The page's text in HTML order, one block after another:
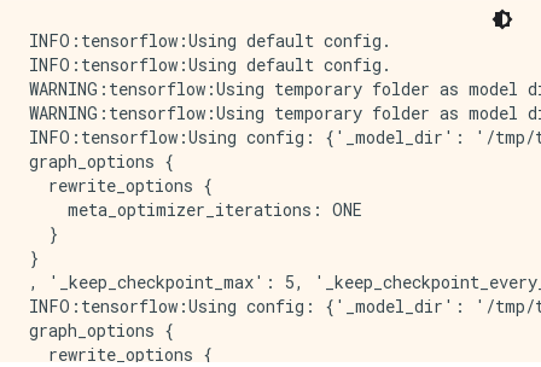
INFO:tensorflow:Using default config.
INFO:tensorflow:Using default config.
WARNING:tensorflow:Using temporary folder as
WARNING:tensorflow:Using temporary folder as
INFO:tensorflow:Using config: {'_model_dir': '/tmp/
graph_options {
  rewrite_options {
    meta_optimizer_iterations: ONE
  }
}
, '_keep_checkpoint_max': 5,
INFO:tensorflow:Using config: {'_model_dir': '/tmp/
graph_options {
  rewrite_options {